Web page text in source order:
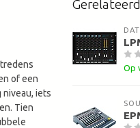
of een
niveau, iets
Tien
Op